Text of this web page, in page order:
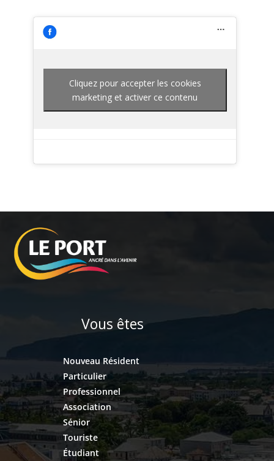
Cliquez pour accepter les cookies
marketing et activer ce contenu
Vous êtes
Nouveau Résident
Particulier
Professionnel
Association
Sénior
Touriste
Étudiant